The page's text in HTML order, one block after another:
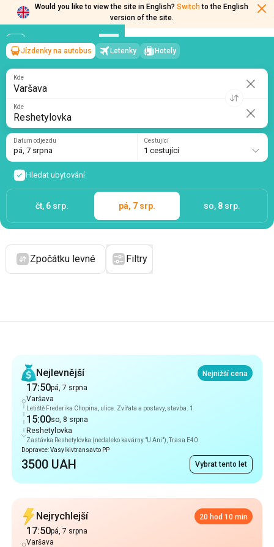
Would you like to view the site in English? Switch to the English
version of the site.
Varšava →Reshetylovka
pá, 7 srpna/1 cestující
Jízdenky na autobus Letenky Hotely
Kde
Kde
Datum odjezdu
pá, 7 srpna
Cestující
1 cestující
Hledat ubytování
čt, 6 srp. pá, 7 srp. so, 8 srp.
Zpočátku levné Filtry
Nejlevnější
Nejnižší cena
17:50pá, 7 srpna
Varšava
Letiště Frederika Chopina, ulice. Zvířata a postavy, stavba. 1
15:00so, 8 srpna
Reshetylovka
Zastávka Reshetylovka (nedaleko kavárny "U Ani"), Trasa E40
Dopravce: Vasylkivtransavto PP
3500 UAH Vybrat tento let
Nejrychlejší 20 hod 10 min
17:50pá, 7 srpna
Varšava